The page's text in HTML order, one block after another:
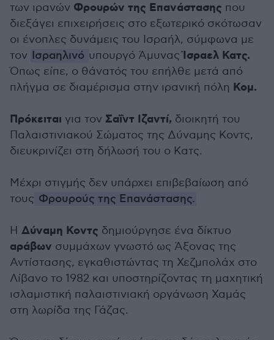
των ιρανών Φρουρών της Επανάστασης που
διεξάγει επιχειρήσεις στο εξωτερικό σκότωσαν
οι ένοπλες δυνάμεις του Ισραήλ, σύμφωνα με
τον Ισραηλινό υπουργό ΆμυναςΊσραελ Κατς.
Όπως είπε, ο θάνατός του επήλθε μετά από
πλήγμα σε διαμέρισμα στην ιρανική πόλη Κομ.
Πρόκειται για τον Σαΐντ Ιζαντί, διοικητή του
Παλαιστινιακού Σώματος της Δύναμης Κοντς,
διευκρινίζει στη δήλωσή του ο Κατς.
Μέχρι στιγμής δεν υπάρχει επιβεβαίωση από
τους Φρουρούς της Επανάστασης.
Η Δύναμη Κοντς δημιούργησε ένα δίκτυο
αράβων συμμάχων γνωστό ως Άξονας της
Αντίστασης, εγκαθιστώντας τη Χεζμπολάχ στο
Λίβανο το 1982 και υποστηρίζοντας τη μαχητική
ισλαμιστική παλαιστινιακή οργάνωση Χαμάς
στη λωρίδα της Γάζας.